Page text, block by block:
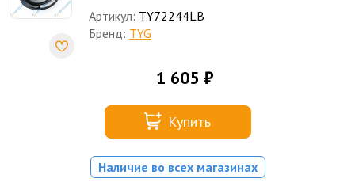
Артикул: TY72244LB
Бренд: TYG
1 605 ₽
Купить
Наличие во всех магазинах